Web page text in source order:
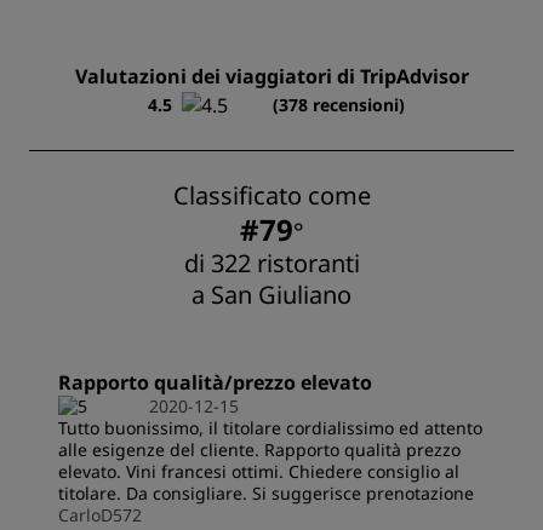
Valutazioni dei viaggiatori di TripAdvisor
4.5 (378 recensioni)
Classificato come
#79°
di 322 ristoranti
a San Giuliano
Rapporto qualità/prezzo elevato
2020-12-15
Tutto buonissimo, il titolare cordialissimo ed attento
alle esigenze del cliente. Rapporto qualità prezzo
elevato. Vini francesi ottimi. Chiedere consiglio al
titolare. Da consigliare. Si suggerisce prenotazione
CarloD572